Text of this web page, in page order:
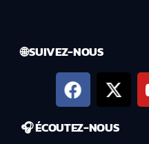
🌐 SUIVEZ-NOUS
🎧 ÉCOUTEZ-NOUS